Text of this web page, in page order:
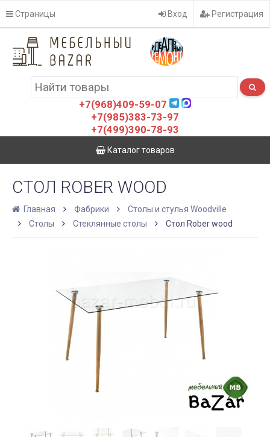
Страницы Вход Регистрация
+7(968)409-59-07
+7(985)383-73-97
+7(499)390-78-93
Каталог товаров
СТОЛ ROBER WOOD
Главная Фабрики
Столы и стулья Woodville
Столы
Стеклянные столы Стол Rober wood